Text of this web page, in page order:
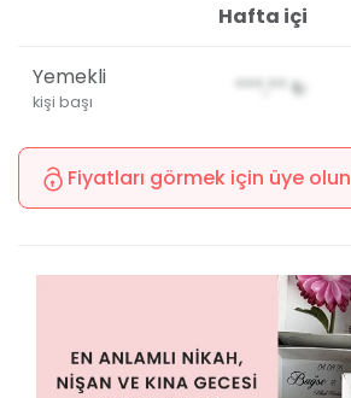
Hafta içi
Yemekli
kişi başı
***,** ₺
Fiyatları görmek için üye olun